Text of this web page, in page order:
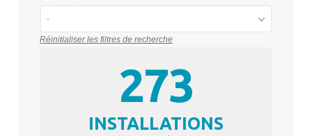
-
Réinitialiser les filtres de recherche
273
INSTALLATIONS